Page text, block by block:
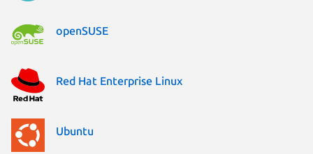
openSUSE
Red Hat Enterprise Linux
Ubuntu